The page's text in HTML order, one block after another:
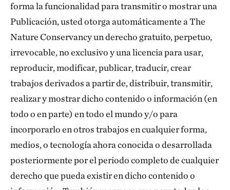
forma la funcionalidad para transmitir o mostrar una
Publicación, usted otorga automáticamente a The
Nature Conservancy un derecho gratuito, perpetuo,
irrevocable, no exclusivo y una licencia para usar,
reproducir, modificar, publicar, traducir, crear
trabajos derivados a partir de, distribuir, transmitir,
realizar y mostrar dicho contenido o información (en
todo o en parte) en todo el mundo y/o para
incorporarlo en otros trabajos en cualquier forma,
medios, o tecnología ahora conocida o desarrollada
posteriormente por el periodo completo de cualquier
derecho que pueda existir en dicho contenido o